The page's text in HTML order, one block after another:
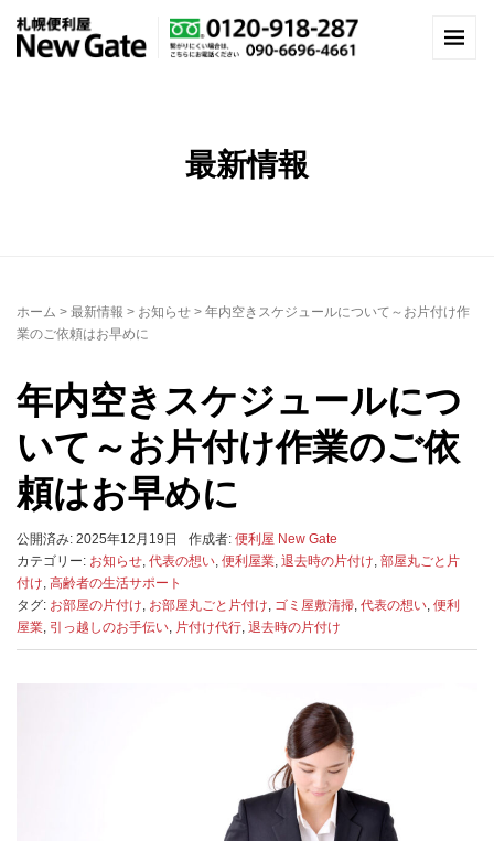
最新情報
ホーム > 最新情報 > お知らせ > 年内空きスケジュールについて～お片付け作
業のご依頼はお早めに
年内空きスケジュールにつ
いて～お片付け作業のご依
頼はお早めに
公開済み: 2025年12月19日 作成者: 便利屋 New Gate
カテゴリー: お知らせ, 代表の想い, 便利屋業, 退去時の片付け, 部屋丸ごと片
付け, 高齢者の生活サポート
タグ: お部屋の片付け, お部屋丸ごと片付け, ゴミ屋敷清掃, 代表の想い, 便利
屋業, 引っ越しのお手伝い, 片付け代行, 退去時の片付け